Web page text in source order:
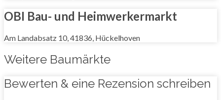
OBI Bau- und Heimwerkermarkt
Am Landabsatz 10, 41836, Hückelhoven
Weitere Baumärkte
Bewerten & eine Rezension schreiben